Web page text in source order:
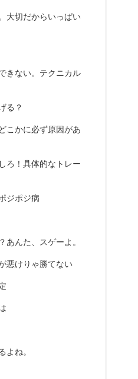
大切だからいっぱい
きない。テクニカル
る？
こかに必ず原因があ
ろ！具体的なトレー
ジポジ病
あんた、スゲーよ。
悪けりゃ勝てない
よね。